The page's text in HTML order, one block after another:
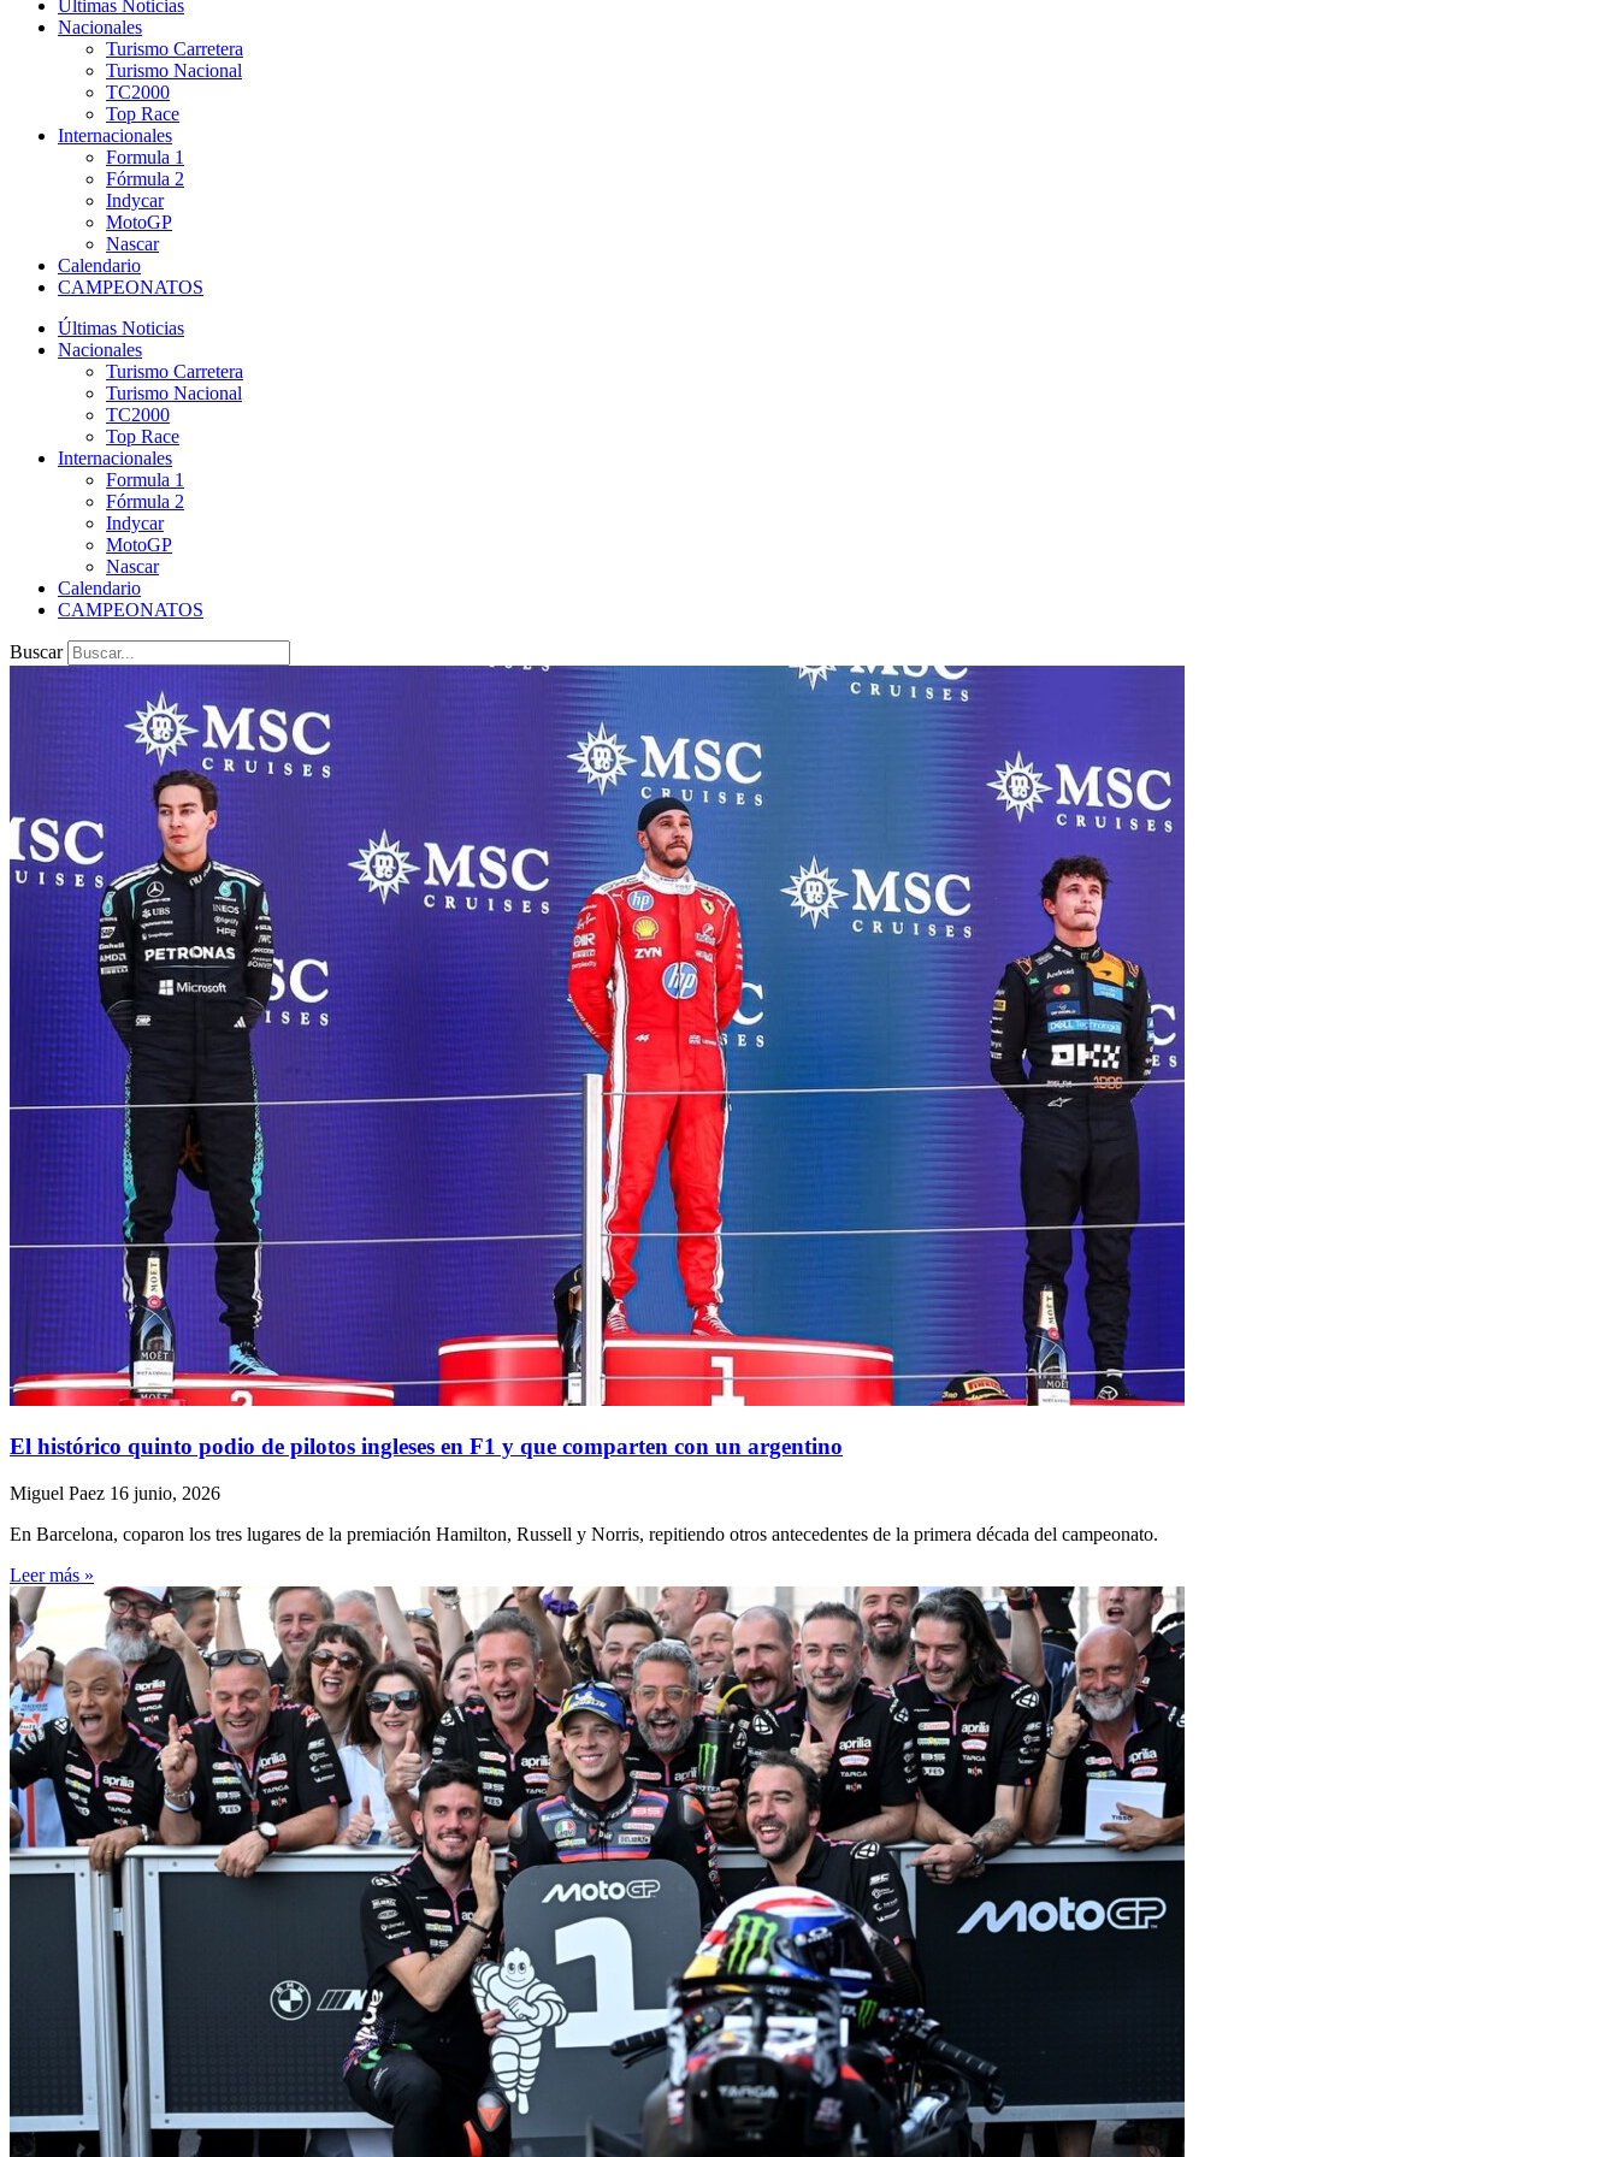
Últimas Noticias
Nacionales
Turismo Carretera
Turismo Nacional
TC2000
Top Race
Internacionales
Formula 1
Fórmula 2
Indycar
MotoGP
Nascar
Calendario
CAMPEONATOS
Últimas Noticias
Nacionales
Turismo Carretera
Turismo Nacional
TC2000
Top Race
Internacionales
Formula 1
Fórmula 2
Indycar
MotoGP
Nascar
Calendario
CAMPEONATOS
Buscar
El histórico quinto podio de pilotos ingleses en F1 y que comparten con un argentino
Miguel Paez 16 junio, 2026
En Barcelona, coparon los tres lugares de la premiación Hamilton, Russell y Norris, repitiendo otros antecedentes de la primera década del campeonato.
Leer más »